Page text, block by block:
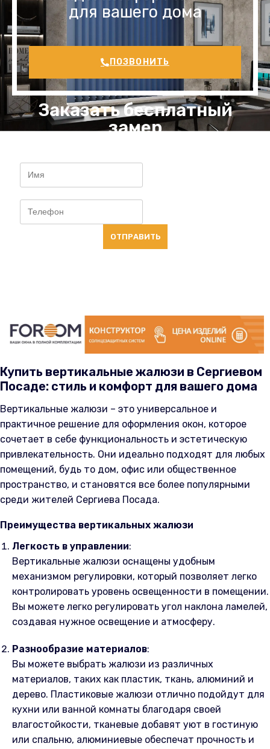
для вашего дома
ПОЗВОНИТЬ
Заказать бесплатный
замер
ОТПРАВИТЬ
Купить вертикальные жалюзи в Сергиевом
Посаде: стиль и комфорт для вашего дома
Вертикальные жалюзи – это универсальное и
практичное решение для оформления окон, которое
сочетает в себе функциональность и эстетическую
привлекательность. Они идеально подходят для любых
помещений, будь то дом, офис или общественное
пространство, и становятся все более популярными
среди жителей Сергиева Посада.
Преимущества вертикальных жалюзи
Легкость в управлении:
Вертикальные жалюзи оснащены удобным
механизмом регулировки, который позволяет легко
контролировать уровень освещенности в помещении.
Вы можете легко регулировать угол наклона ламелей,
создавая нужное освещение и атмосферу.
Разнообразие материалов:
Вы можете выбрать жалюзи из различных
материалов, таких как пластик, ткань, алюминий и
дерево. Пластиковые жалюзи отлично подойдут для
кухни или ванной комнаты благодаря своей
влагостойкости, тканевые добавят уют в гостиную
или спальню, алюминиевые обеспечат прочность и